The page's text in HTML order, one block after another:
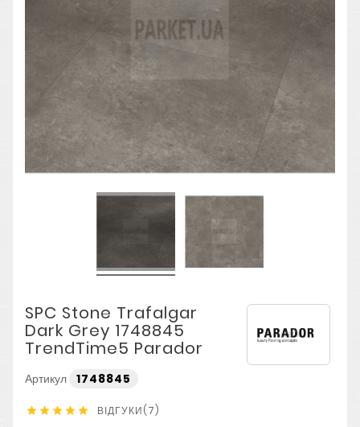
SPC Stone Trafalgar
Dark Grey 1748845
TrendTime5 Parador
Артикул 1748845
     ВІДГУКИ(7)